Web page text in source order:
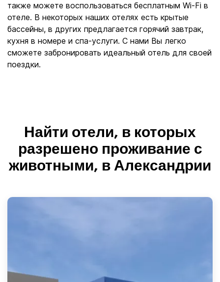
также можете воспользоваться бесплатным Wi-Fi в
отеле. В некоторых наших отелях есть крытые
бассейны, в других предлагается горячий завтрак,
кухня в номере и спа-услуги. С нами Вы легко
сможете забронировать идеальный отель для своей
поездки.
Найти отели, в которых
разрешено проживание с
животными, в Александрии